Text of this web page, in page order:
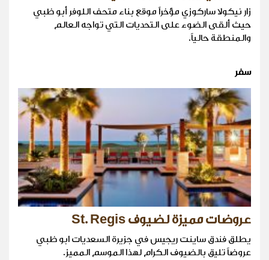
زار نيكولا ساركوزي مؤخراً موقع بناء متحف اللوفر أبو ظبي
حيث ألقى الضوء على التحديات التي تواجه العالم
والمنطقة حالياً.
سفر
عروضات مميزة لضيوف St. Regis
يطلق فندق ساينت ريجيس في جزيرة السعديات ابو ظبي
عروضاً تليق بالضيوف الكرام لهذا الموسم المميز.